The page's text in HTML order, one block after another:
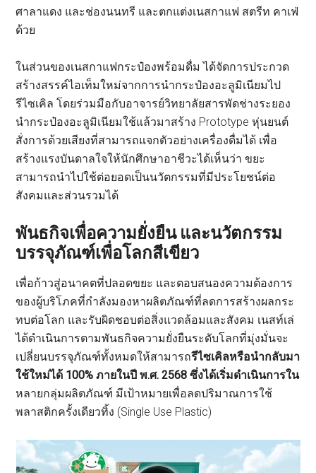
ศาลาแดง และช่องนนทรี และตกแต่งเนสกาแฟ สตรีท คาเฟ่
ด้วย
ในส่วนของเนสกาแฟกระป๋องพร้อมดื่ม ได้จัดการประกวด
สร้างสรรค์ไอเท็มใหม่จากการนำกระป๋องอะลูมิเนียมไป
รีไซเคิล โดยร่วมมือกับอาจารย์วิทยาลัยสารพัดช่างระยอง
นำกระป๋องอะลูมิเนียมใช้แล้วมาสร้าง Prototype หุ่นยนต์
สั่งการด้วยเสียงที่สามารถแจกตัวอย่างเครื่องดื่มได้ เพื่อ
สร้างแรงบันดาลใจให้นักศึกษาอาชีวะได้เห็นว่า ขยะ
สามารถนำไปใช้ต่อยอดเป็นนวัตกรรมที่มีประโยชน์ต่อ
สังคมและส่วนรวมได้
พันธกิจเพื่อความยั่งยืน และนวัตกรรม
บรรจุภัณฑ์เพื่อโลกสีเขียว
เพื่อก้าวสู่อนาคตที่ปลอดขยะ และตอบสนองความต้องการ
ของผู้บริโภคที่กำลังมองหาผลิตภัณฑ์ที่ลดการสร้างผลกระ
ทบต่อโลก และรับผิดชอบต่อสิ่งแวดล้อมและสังคม เนสท์เล่
ได้ดำเนินการตามพันธกิจความยั่งยืนระดับโลกที่มุ่งมั่นจะ
เปลี่ยนบรรจุภัณฑ์ทั้งหมดให้สามารถรีไซเคิลหรือนำกลับมา
ใช้ใหม่ได้ 100% ภายในปี พ.ศ. 2568 ซึ่งได้เริ่มดำเนินการใน
หลายกลุ่มผลิตภัณฑ์ มีเป้าหมายเพื่อลดปริมาณการใช้
พลาสติกครั้งเดียวทิ้ง (Single Use Plastic)